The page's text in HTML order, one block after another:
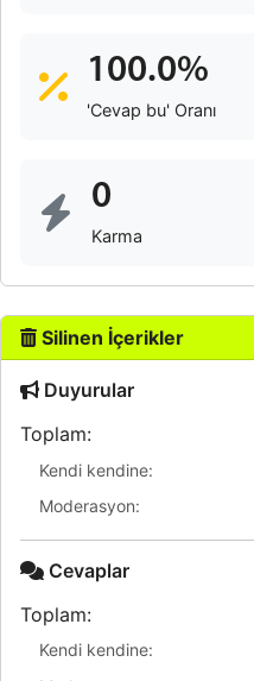
100.0%
'Cevap bu' Oranı
0
Karma
Silinen İçerikler
Duyurular
Toplam:
Kendi kendine:
Moderasyon:
Cevaplar
Toplam:
Kendi kendine: